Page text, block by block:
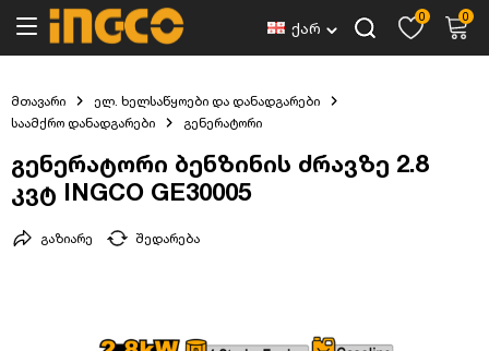
ქარ
0 0
მთავარი
ელ. ხელსაწყოები და დანადგარები
საამქრო დანადგარები
გენერატორი
გენერატორი ბენზინის ძრავზე 2.8
კვტ INGCO GE30005
შედარება
გაზიარე